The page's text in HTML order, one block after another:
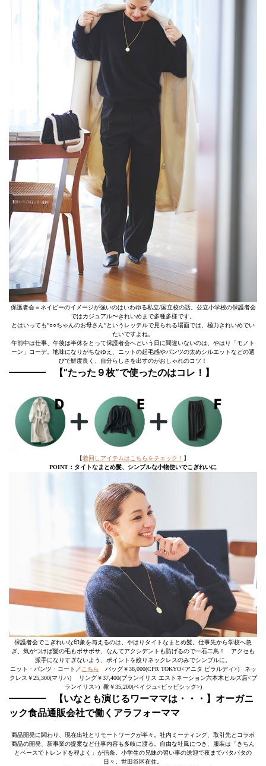
保護者会＝ネイビーのイメージが強いのはいわゆる私立/国立校の話。公立小学校の保護者会
ではカジュアル〜きれいめまで多種多様です。
とはいっても”○○ちゃんのお母さん”というレッテルで見られる場面では、極力きれいめでい
たいですよね。
午前中は仕事、午後は半休をとって保護者会へという日に間違いないのは、やはり「モノト
ーン」コーデ。地味になりがちなゆえ、ニットの起毛感やパンツの太めシルエットなどの選
びで鮮度良く、自分らしさを出すのがおしゃれのコツ！
【”たった９枚”で使ったのはコレ！】
【着回しアイテムはこちらをチェック！ 】
POINT：タイトなまとめ髪、シンプルな小物使いでこぎれいに
保護者会でこぎれいな印象を与えるのは、やはりタイトなまとめ髪。仕事先から学校へ急
ぎ、気がつけば髪の毛もボサボサ、なんてアクシデントも防げるので一石二鳥！ アクセも
派手になりすぎないよう、ポイントを絞りネックレスのみでシンプルに。
ニット・パンツ・コート／こちら バッグ￥38,000(CPR TOKYO<アニタ ビラルディ>) ネッ
クレス￥25,300(マリハ) リング￥37,400(ブランイリス エストネーション六本木ヒルズ店<ブ
ランイリス>) 靴￥35,200(ベイジュ<ピッピシック>)
【いなとも演じるワーママは・・・】オーガニ
ック食品通販会社で働くアラフォーママ
商品開発に関わり、現在出社とリモートワークが半々。社内ミーティング、取引先とコラボ
商品の開発、新事業の提案など仕事内容も多岐に渡る。自由な社風につき、服装は「きちん
とベースでトレンドを程よく」が信条。小学生の兄妹の習い事の送迎で夜までバタバタの
日々。世田谷区在住。